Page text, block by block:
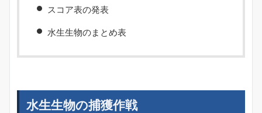
スコア表の発表
水生生物のまとめ表
水生生物の捕獲作戦